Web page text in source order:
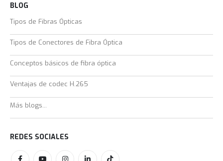
BLOG
Tipos de Fibras Ópticas
Tipos de Conectores de Fibra Óptica
Conceptos básicos de fibra óptica
Ventajas de codec H.265
Más blogs...
REDES SOCIALES